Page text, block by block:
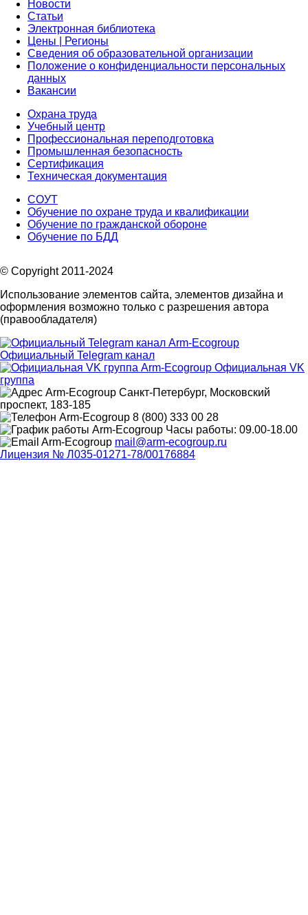
Новости
Статьи
Электронная библиотека
Цены | Регионы
Сведения об образовательной организации
Положение о конфиденциальности персональных
данных
Вакансии
Охрана труда
Учебный центр
Профессиональная переподготовка
Промышленная безопасность
Сертификация
Техническая документация
СОУТ
Обучение по охране труда и квалификации
Обучение по гражданской обороне
Обучение по БДД
© Copyright 2011-2024
Использование элементов сайта, элементов дизайна и
оформления возможно только с разрешения автора
(правообладателя)
Официальный Telegram канал
Официальная VK
группа
Санкт-Петербург, Московский
проспект, 183-185
8 (800) 333 00 28
Часы работы: 09.00-18.00
mail@arm-ecogroup.ru
Лицензия № Л035-01271-78/00176884